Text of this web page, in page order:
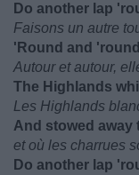
Do another lap
Faisons un autre
'Round and
Autour et autour,
The Highlands
Les Highlands
And stowed away
et où les charrues
Do another lap